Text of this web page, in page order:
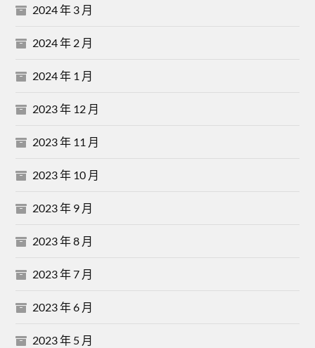
2024 年 3 月
2024 年 2 月
2024 年 1 月
2023 年 12 月
2023 年 11 月
2023 年 10 月
2023 年 9 月
2023 年 8 月
2023 年 7 月
2023 年 6 月
2023 年 5 月